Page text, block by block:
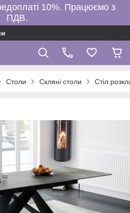
10%. Працюємо з
ПДВ.
Столи Скляні столи Стіл